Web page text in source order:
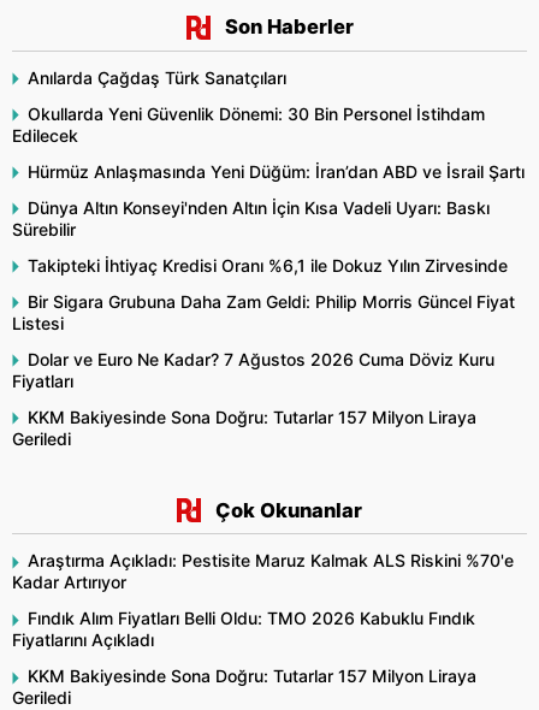
Son Haberler
Anılarda Çağdaş Türk Sanatçıları
Okullarda Yeni Güvenlik Dönemi: 30 Bin Personel İstihdam
Edilecek
Hürmüz Anlaşmasında Yeni Düğüm: İran’dan ABD ve İsrail Şartı
Dünya Altın Konseyi'nden Altın İçin Kısa Vadeli Uyarı: Baskı
Sürebilir
Takipteki İhtiyaç Kredisi Oranı %6,1 ile Dokuz Yılın Zirvesinde
Bir Sigara Grubuna Daha Zam Geldi: Philip Morris Güncel Fiyat
Listesi
Dolar ve Euro Ne Kadar? 7 Ağustos 2026 Cuma Döviz Kuru
Fiyatları
KKM Bakiyesinde Sona Doğru: Tutarlar 157 Milyon Liraya
Geriledi
Çok Okunanlar
Araştırma Açıkladı: Pestisite Maruz Kalmak ALS Riskini %70'e
Kadar Artırıyor
Fındık Alım Fiyatları Belli Oldu: TMO 2026 Kabuklu Fındık
Fiyatlarını Açıkladı
KKM Bakiyesinde Sona Doğru: Tutarlar 157 Milyon Liraya
Geriledi